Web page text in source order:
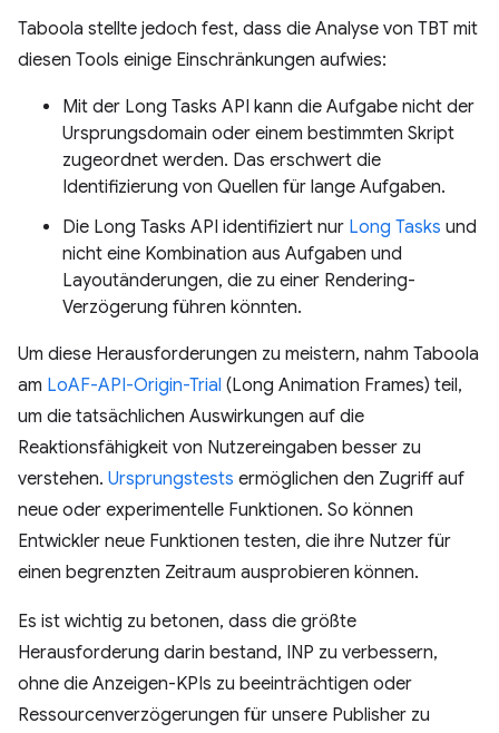
Taboola stellte jedoch fest, dass die Analyse von TBT mit
diesen Tools einige Einschränkungen aufwies:
Mit der Long Tasks API kann die Aufgabe nicht der
Ursprungsdomain oder einem bestimmten Skript
zugeordnet werden. Das erschwert die
Identifizierung von Quellen für lange Aufgaben.
Die Long Tasks API identifiziert nur Long Tasks und
nicht eine Kombination aus Aufgaben und
Layoutänderungen, die zu einer Rendering-
Verzögerung führen könnten.
Um diese Herausforderungen zu meistern, nahm Taboola
am LoAF-API-Origin-Trial (Long Animation Frames) teil,
um die tatsächlichen Auswirkungen auf die
Reaktionsfähigkeit von Nutzereingaben besser zu
verstehen. Ursprungstests ermöglichen den Zugriff auf
neue oder experimentelle Funktionen. So können
Entwickler neue Funktionen testen, die ihre Nutzer für
einen begrenzten Zeitraum ausprobieren können.
Es ist wichtig zu betonen, dass die größte
Herausforderung darin bestand, INP zu verbessern,
ohne die Anzeigen-KPIs zu beeinträchtigen oder
Ressourcenverzögerungen für unsere Publisher zu